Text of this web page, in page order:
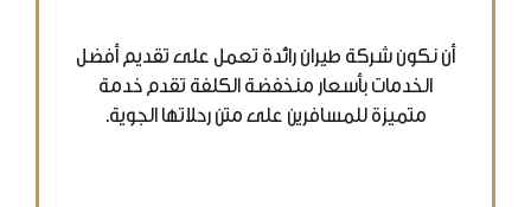
أن نكون شركة طيران رائدة تعمل على تقديم أفضل
الخدمات بأسعار منخفضة الكلفة تقدم خدمة
متميزة للمسافرين على متن رحلاتها الجوية.